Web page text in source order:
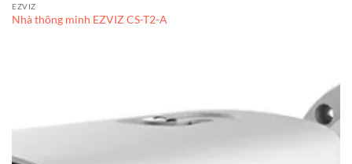
EZVIZ
Nhà thông minh EZVIZ CS-T2-A